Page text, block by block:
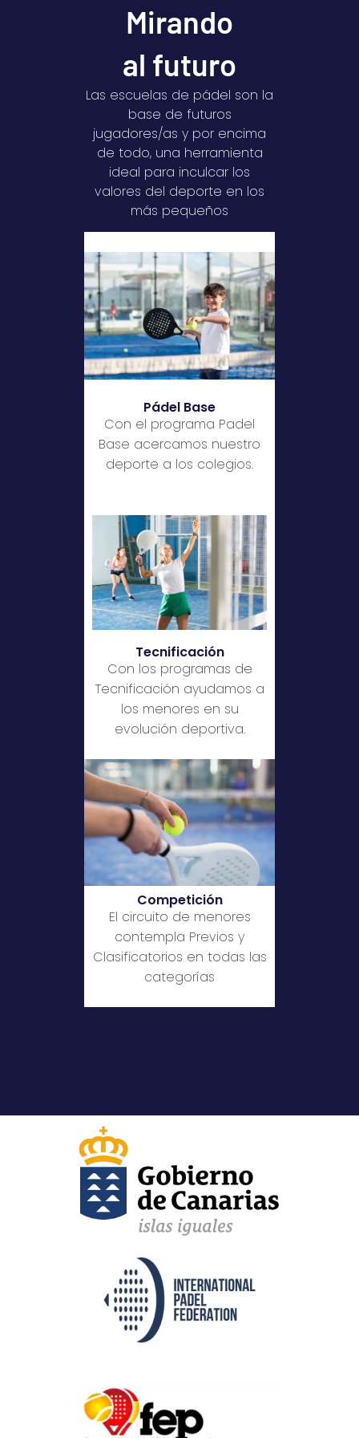
Mirando
al futuro
Las escuelas de pádel son la
base de futuros
jugadores/as y por encima
de todo, una herramienta
ideal para inculcar los
valores del deporte en los
más pequeños
Pádel Base
Con el programa Padel
Base acercamos nuestro
deporte a los colegios.
Tecnificación
Con los programas de
Tecnificación ayudamos a
los menores en su
evolución deportiva.
Competición
El circuito de menores
contempla Previos y
Clasificatorios en todas las
categorías